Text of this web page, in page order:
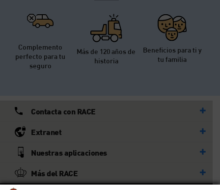
Complemento
perfecto para tu
seguro
Más de 120 años de
historia
Beneficios para ti y
tu familia
Contacta con RACE
Extranet
Nuestras aplicaciones
Más del RACE